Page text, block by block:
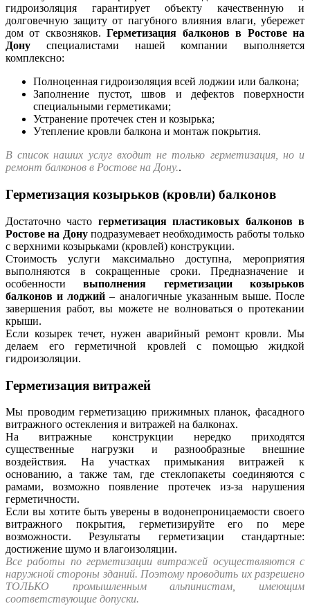
гидроизоляция гарантируетобъекту качественную и
долговечную защиту от пагубного влияния влаги, убережет
дом от сквозняков.Герметизация балконов в Ростове на
Дону специалистами нашей компании выполняется
комплексно:
Полноценная гидроизоляция всей лоджии или балкона;
Заполнение пустот, швов и дефектов поверхности
специальными герметиками;
Устранение протечек стен и козырька;
Утепление кровли балкона и монтаж покрытия.
В список наших услуг входит не только герметизация, но и
ремонт балконов в Ростове на Дону..
Герметизация козырьков (кровли) балконов
Достаточно часто герметизация пластиковых балконов в
Ростове на Донуподразумевает необходимость работы только
с верхними козырьками (кровлей) конструкции.
Стоимость услуги максимально доступна, мероприятия
выполняются в сокращенные сроки. Предназначение и
особенностивыполнения герметизации козырьков
балконов и лоджий – аналогичные указанным выше. После
завершения работ, вы можетене волноватьсяо протекании
крыши.
Если козырек течет, нужен аварийный ремонт кровли. Мы
делаем его герметичной кровлей с помощью жидкой
гидроизоляции.
Герметизация витражей
Мы проводим герметизацию прижимных планок, фасадного
витражного остекления и витражей на балконах.
На витражные конструкции нередко приходятся
существенные нагрузки и разнообразные внешние
воздействия. На участках примыкания витражей к
основанию, а также там, где стеклопакеты соединяются с
рамами, возможно появление протечек из-за нарушения
герметичности.
Если вы хотите быть уверены в водонепроницаемости своего
витражного покрытия, герметизируйте его по мере
возможности. Результаты герметизации стандартные:
достижение шумо и влагоизоляции.
Все работы по герметизации витражей осуществляются с
наружной стороны зданий. Поэтому проводить их разрешено
ТОЛЬКО промышленным альпинистам, имеющим
соответствующие допуски.